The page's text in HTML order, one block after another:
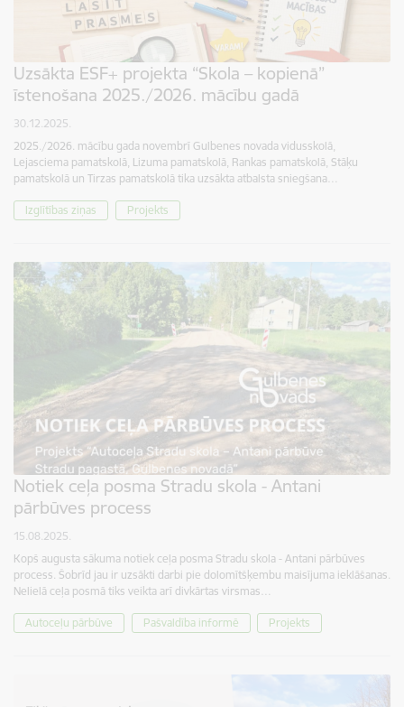
Uzsākta ESF+ projekta “Skola – kopienā”
īstenošana 2025./2026. mācību gadā
30.12.2025.
2025./2026. mācību gada novembrī Gulbenes novada vidusskolā,
Lejasciema pamatskolā, Lizuma pamatskolā, Rankas pamatskolā, Stāķu
pamatskolā un Tirzas pamatskolā tika uzsākta atbalsta sniegšana…
Izglītības ziņas Projekts
Notiek ceļa posma Stradu skola - Antani
pārbūves process
15.08.2025.
Kopš augusta sākuma notiek ceļa posma Stradu skola - Antani pārbūves
process. Šobrīd jau ir uzsākti darbi pie dolomītšķembu maisījuma ieklāšanas.
Nelielā ceļa posmā tiks veikta arī divkārtas virsmas…
Autoceļu pārbūve Pašvaldība informē Projekts